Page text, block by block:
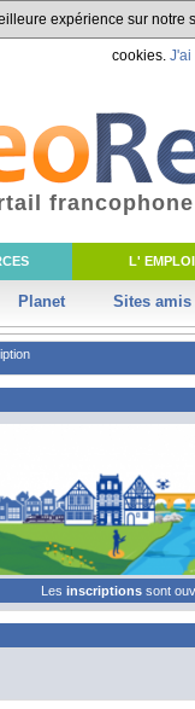
expérience sur
cookies. J'ai
L' EMPLOI
Planet Sites amis
Les inscriptions sont